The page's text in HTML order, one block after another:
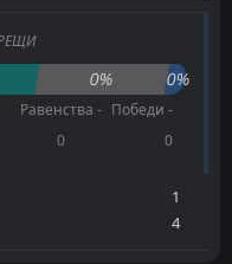
0% 0%
Равенства -
0
Победи -
0
1
4